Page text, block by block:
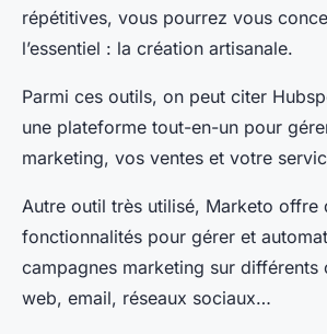
répétitives, vous pourrez vous
l’essentiel : la création artisanale.
Parmi ces outils, on peut citer
une plateforme tout-en-un pour
marketing, vos ventes et votre
Autre outil très utilisé, Marketo offre
fonctionnalités pour gérer et
campagnes marketing sur différents
web, email, réseaux sociaux…